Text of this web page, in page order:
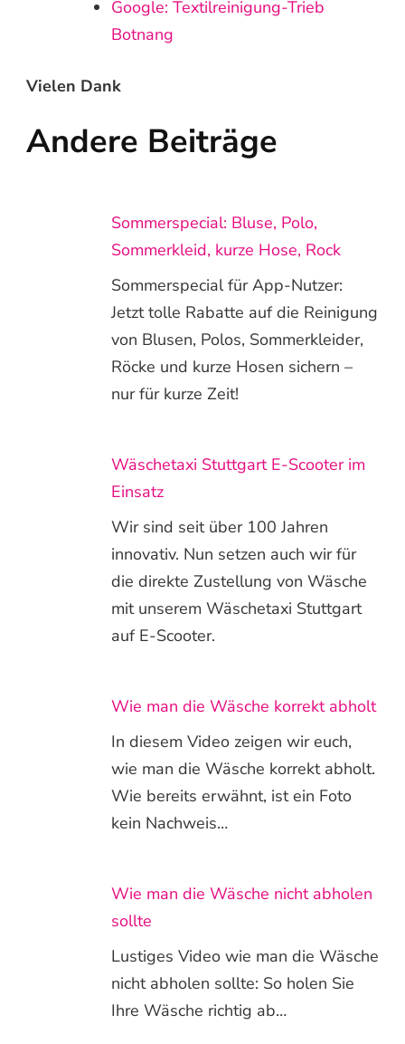
Google: Textilreinigung-Trieb
Botnang
Vielen Dank
Andere Beiträge
Sommerspecial: Bluse, Polo,
Sommerkleid, kurze Hose, Rock
Sommerspecial für App-Nutzer:
Jetzt tolle Rabatte auf die Reinigung
von Blusen, Polos, Sommerkleider,
Röcke und kurze Hosen sichern –
nur für kurze Zeit!
Wäschetaxi Stuttgart E-Scooter im
Einsatz
Wir sind seit über 100 Jahren
innovativ. Nun setzen auch wir für
die direkte Zustellung von Wäsche
mit unserem Wäschetaxi Stuttgart
auf E-Scooter.
Wie man die Wäsche korrekt abholt
In diesem Video zeigen wir euch,
wie man die Wäsche korrekt abholt.
Wie bereits erwähnt, ist ein Foto
kein Nachweis…
Wie man die Wäsche nicht abholen
sollte
Lustiges Video wie man die Wäsche
nicht abholen sollte: So holen Sie
Ihre Wäsche richtig ab…